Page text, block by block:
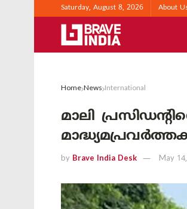
Saturday, August 8, 2026 About
Home News International
മാലി
by Brave India Desk May